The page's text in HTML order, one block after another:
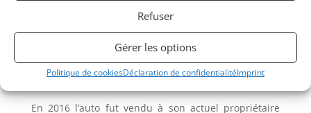
Refuser
Gérer les options
Politique de cookiesDéclaration de confidentialitéImprint
être de suite engagée au Tour de Corse historique
2012, qu’elle effectuera en entier.
Hors mis les éléments de sécurité (arceau, harnais),
elle est très exactement dans sa configuration 1800
bis du rallye de Lorraine.
En 2016 l’auto fut vendu à son actuel propriétaire